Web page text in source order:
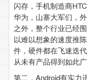
闪存，手机制造商
华为，山寨大军们，
之外，整个行业已经
以难以想象的速度推
件，硬件都在飞速迭
从未有产品得到如此
第二，Android有实力